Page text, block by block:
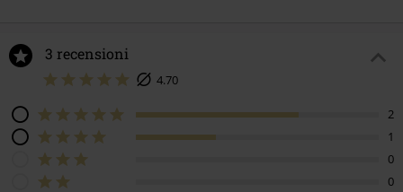
3 recensioni
4.70
2
1
0
0